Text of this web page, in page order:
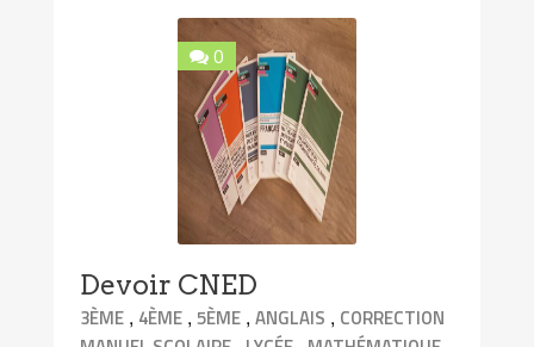
0
Devoir CNED
3ÈME , 4ÈME ,5ÈME ,ANGLAIS , CORRECTION